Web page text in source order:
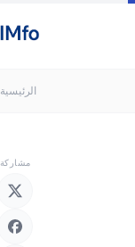
الرئيسية
مشاركة